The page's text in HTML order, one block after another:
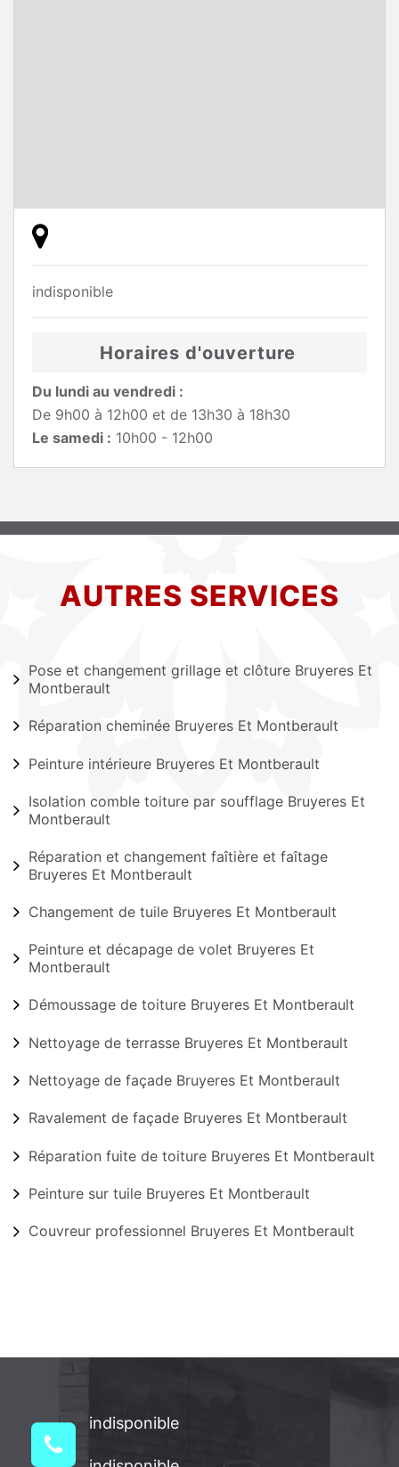
indisponible
Horaires d'ouverture
Du lundi au vendredi :
De 9h00 à 12h00 et de 13h30 à 18h30
Le samedi : 10h00 - 12h00
AUTRES SERVICES
Pose et changement grillage et clôture Bruyeres Et
Montberault
Réparation cheminée Bruyeres Et Montberault
Peinture intérieure Bruyeres Et Montberault
Isolation comble toiture par soufflage Bruyeres Et
Montberault
Réparation et changement faîtière et faîtage
Bruyeres Et Montberault
Changement de tuile Bruyeres Et Montberault
Peinture et décapage de volet Bruyeres Et
Montberault
Démoussage de toiture Bruyeres Et Montberault
Nettoyage de terrasse Bruyeres Et Montberault
Nettoyage de façade Bruyeres Et Montberault
Ravalement de façade Bruyeres Et Montberault
Réparation fuite de toiture Bruyeres Et Montberault
Peinture sur tuile Bruyeres Et Montberault
Couvreur professionnel Bruyeres Et Montberault
indisponible